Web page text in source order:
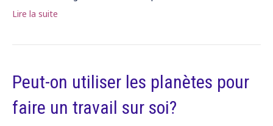
Lire la suite
Peut-on utiliser les planètes pour
faire un travail sur soi?